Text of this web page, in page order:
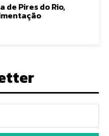
de Pires do Rio,